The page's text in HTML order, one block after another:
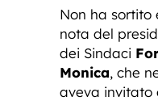
Non ha sortito
nota del
dei Sindaci
Monica, che
aveva invitato